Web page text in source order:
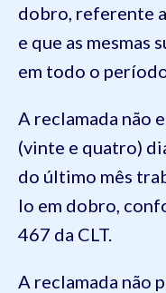
dobro, referente
e que as mesmas
em todo o
A reclamada não
(vinte e quatro)
do último mês
lo em dobro,
467 da CLT.
A reclamada não